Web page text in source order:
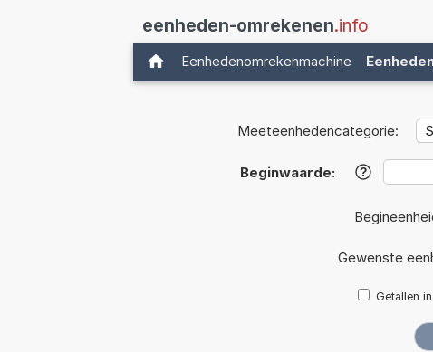
eenheden-omrekenen.info
Eenhedenomrekenmachine
Meeteenhedencategorie:
Beginwaarde: ?
Gewenste
Getallen